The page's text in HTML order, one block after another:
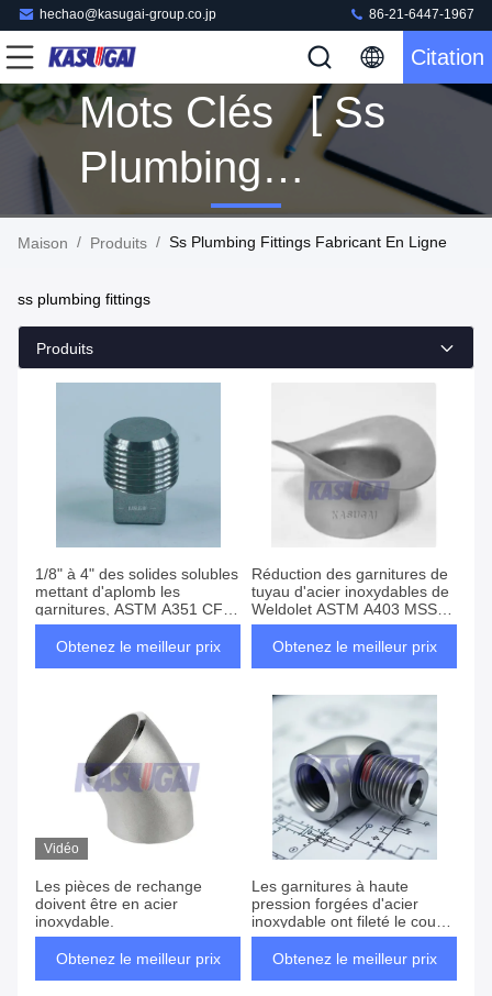
hechao@kasugai-group.co.jp 86-21-6447-1967
Citation
Mots Clés [ Ss
Plumbing
Fittings ]
6 Produits
Maison / Produits / Ss Plumbing Fittings Fabricant En Ligne
ss plumbing fittings
Produits
1/8" à 4" des solides solubles
mettant d'aplomb les
garnitures, ASTM A351 CF8
a moulé la prise principale
filetée de place
Obtenez le meilleur prix
Réduction des garnitures de
tuyau d'acier inoxydables de
Weldolet ASTM A403 MSS
SP-97
Obtenez le meilleur prix
Vidéo
Les pièces de rechange
doivent être en acier
inoxydable.
Obtenez le meilleur prix
Les garnitures à haute
pression forgées d'acier
inoxydable ont fileté le coude
ASTM A182 F316 de rue
Obtenez le meilleur prix